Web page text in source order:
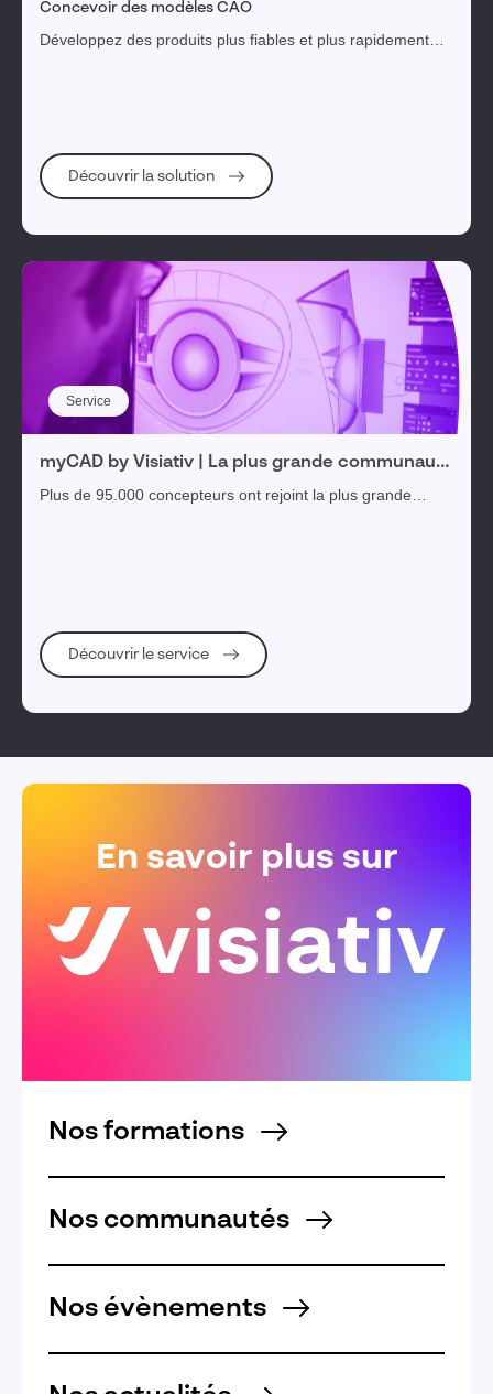
Concevoir des modèles CAO
Développez des produits plus fiables et plus rapidement
Découvrir la solution
Service
myCAD by Visiativ | La plus grande communauté
francophone des utilisateurs CAO 3D
Plus de 95.000 concepteurs ont rejoint la plus grande
Découvrir le service
En savoir plus sur
Nos formations
Nos communautés
Nos évènements